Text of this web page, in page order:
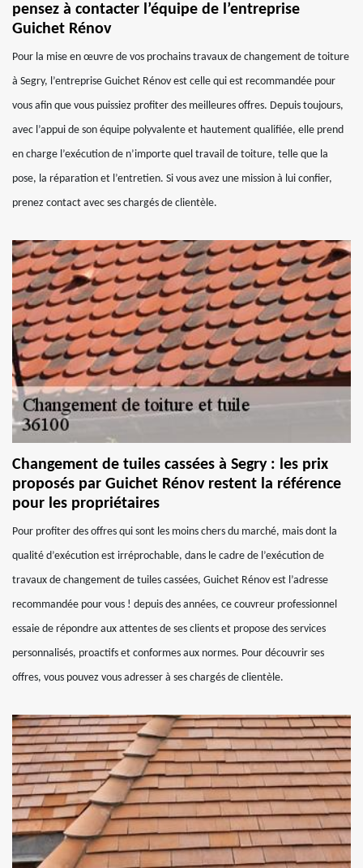
pensez à contacter l’équipe de l’entreprise
Guichet Rénov
Pour la mise en œuvre de vos prochains travaux de changement de toiture
à Segry, l’entreprise Guichet Rénov est celle qui est recommandée pour
vous afin que vous puissiez profiter des meilleures offres. Depuis toujours,
avec l’appui de son équipe polyvalente et hautement qualifiée, elle prend
en charge l’exécution de n’importe quel travail de toiture, telle que la
pose, la réparation et l’entretien. Si vous avez une mission à lui confier,
prenez contact avec ses chargés de clientèle.
Changement de tuiles cassées à Segry : les prix
proposés par Guichet Rénov restent la référence
pour les propriétaires
Pour profiter des offres qui sont les moins chers du marché, mais dont la
qualité d’exécution est irréprochable, dans le cadre de l’exécution de
travaux de changement de tuiles cassées, Guichet Rénov est l’adresse
recommandée pour vous ! depuis des années, ce couvreur professionnel
essaie de répondre aux attentes de ses clients et propose des services
personnalisés, proactifs et conformes aux normes. Pour découvrir ses
offres, vous pouvez vous adresser à ses chargés de clientèle.